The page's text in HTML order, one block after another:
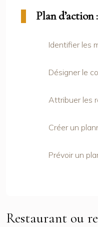
Plan
Identifier les
Désigner le
Attribuer les
Créer un
Prévoir un
Restaurant ou